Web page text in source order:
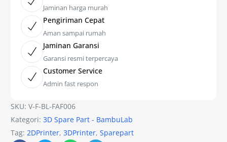
Jaminan harga murah
Pengiriman Cepat
Aman sampai rumah
Jaminan Garansi
Garansi resmi terpercaya
Customer Service
Admin fast respon
SKU:V-F-BL-FAF006
Kategori:3D Spare Part - BambuLab
Tag:2DPrinter,3DPrinter,Sparepart